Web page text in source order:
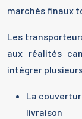
marchés finaux
Les
aux réalités
intégrer
La
livraison